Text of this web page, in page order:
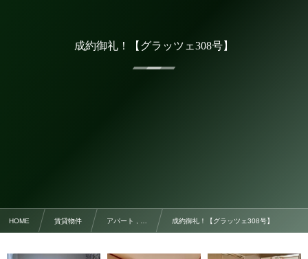
成約御礼！【グラッツェ308号】
HOME 賃貸物件 アパート , … 成約御礼！【グラッツェ308号】